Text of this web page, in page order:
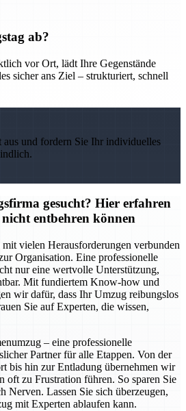
ab?
vor Ort, lädt Ihre Gegenstände
sicher ans Ziel – strukturiert, schnell
aus und fordern Sie Ihr individuelles
gesucht? Hier erfahren
nicht entbehren können
vielen Herausforderungen verbunden
Organisation. Eine professionelle
nur eine wertvolle Unterstützung,
Mit fundiertem Know-how und
wir dafür, dass Ihr Umzug reibungslos
Sie auf Experten, die wissen,
– eine professionelle
Partner für alle Etappen. Von der
bis hin zur Entladung übernehmen wir
oft zu Frustration führen. So sparen Sie
Nerven. Lassen Sie sich überzeugen,
mit Experten ablaufen kann.